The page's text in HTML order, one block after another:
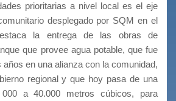
prioritarias a nivel local es el eje
desplegado por SQM en el
la entrega de las obras de
que provee agua potable, que fue
en una alianza con la comunidad,
regional y que hoy pasa de una
a 40.000 metros cúbicos, para